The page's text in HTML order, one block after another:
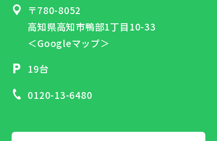
〒780-8052
高知県高知市鴨部1丁目10-33
＜Googleマップ＞
19台
0120-13-6480